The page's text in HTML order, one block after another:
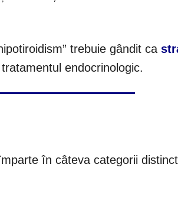
trebuie gândit ca
endocrinologic.
în câteva categorii